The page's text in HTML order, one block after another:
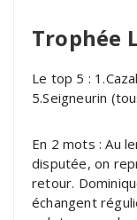
Trophée
Le top 5 :
5.Seigneurin
En 2 mots : Au
disputée, on
retour.
échangent